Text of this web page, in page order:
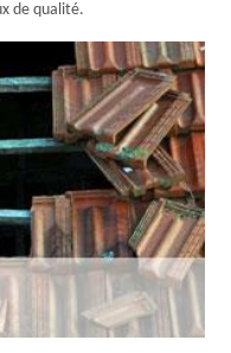
de qualité.